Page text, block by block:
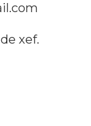
xef.